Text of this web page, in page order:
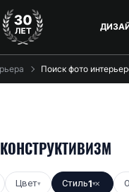
Поиск фото
Цвет▾ Стиль1▾✕